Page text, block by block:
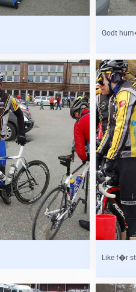
Godt
Like f�r